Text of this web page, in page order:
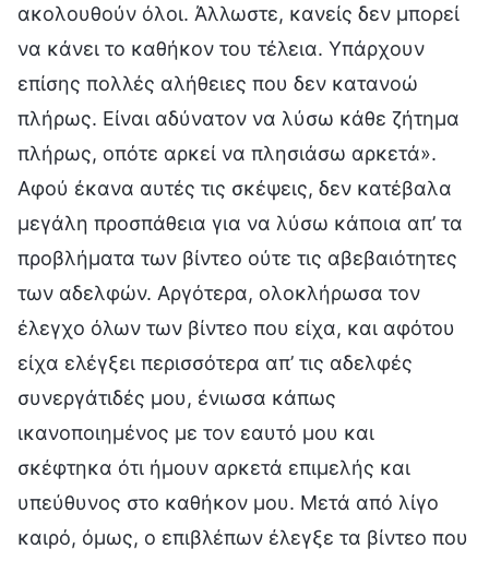
ακολουθούν όλοι. Άλλωστε, κανείς δεν μπορεί
να κάνει το καθήκον του τέλεια. Υπάρχουν
επίσης πολλές αλήθειες που δεν κατανοώ
πλήρως. Είναι αδύνατον να λύσω κάθε ζήτημα
πλήρως, οπότε αρκεί να πλησιάσω αρκετά».
Αφού έκανα αυτές τις σκέψεις, δεν κατέβαλα
μεγάλη προσπάθεια για να λύσω κάποια απ’ τα
προβλήματα των βίντεο ούτε τις αβεβαιότητες
των αδελφών. Αργότερα, ολοκλήρωσα τον
έλεγχο όλων των βίντεο που είχα, και αφότου
είχα ελέγξει περισσότερα απ’ τις αδελφές
συνεργάτιδές μου, ένιωσα κάπως
ικανοποιημένος με τον εαυτό μου και
σκέφτηκα ότι ήμουν αρκετά επιμελής και
υπεύθυνος στο καθήκον μου. Μετά από λίγο
καιρό, όμως, ο επιβλέπων έλεγξε τα βίντεο που